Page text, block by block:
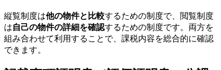
縦覧制度は他の物件と比較するための制度で、閲覧制度
は自己の物件の詳細を確認するための制度です。両方を
組み合わせて利用することで、課税内容を総合的に確認
できます。